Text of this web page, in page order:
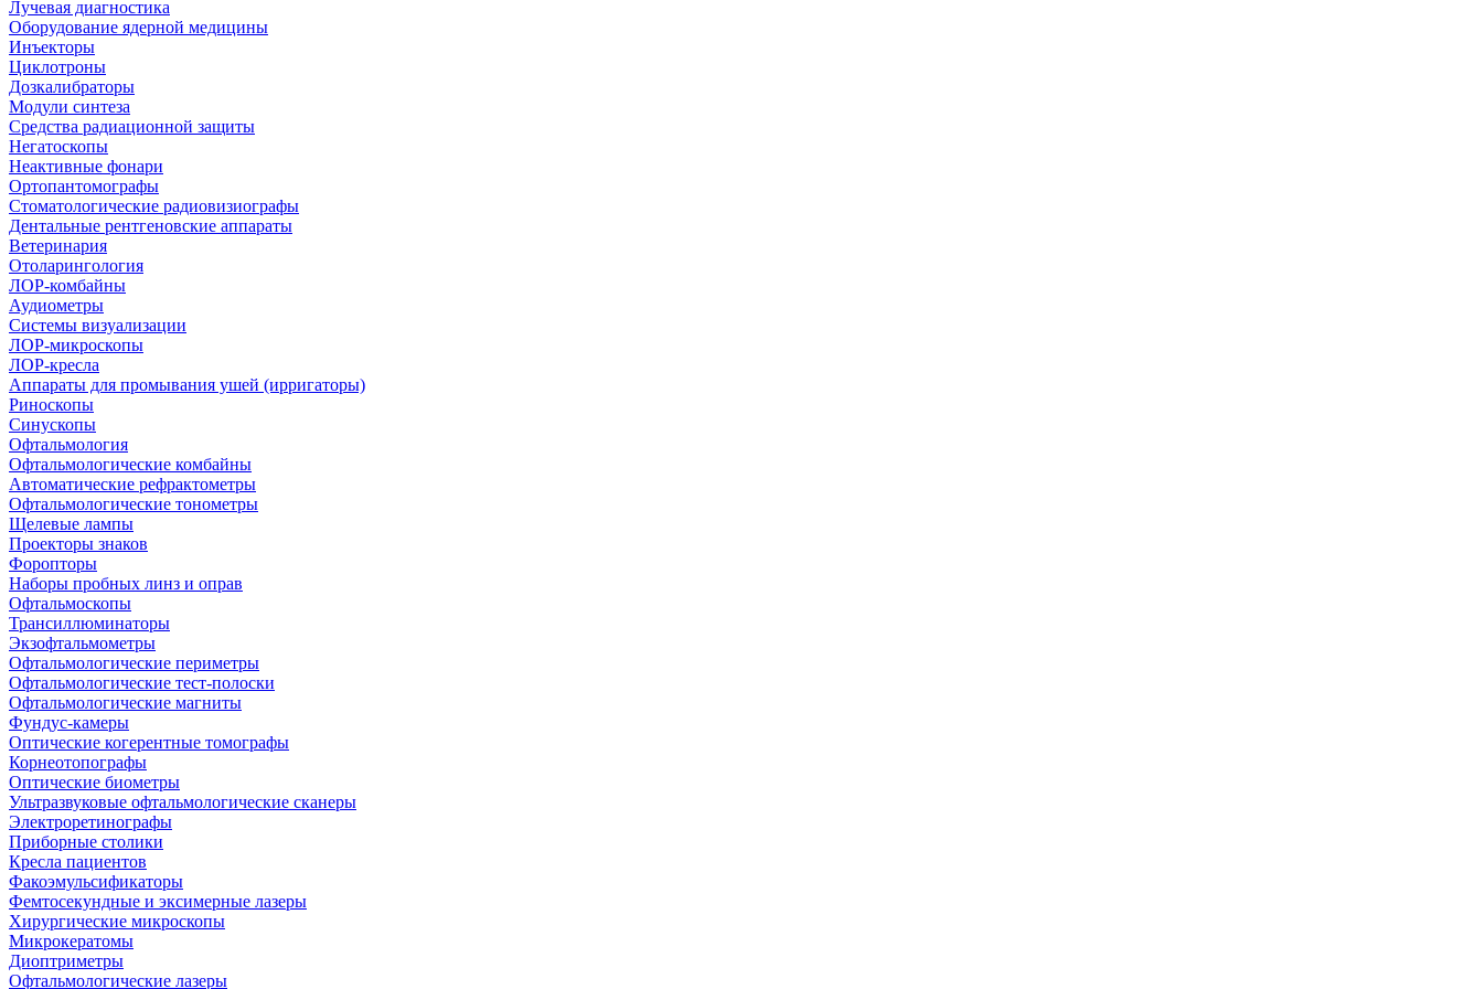
Лучевая диагностика
Оборудование ядерной медицины
Инъекторы
Циклотроны
Дозкалибраторы
Модули синтеза
Средства радиационной защиты
Негатоскопы
Неактивные фонари
Ортопантомографы
Стоматологические радиовизиографы
Дентальные рентгеновские аппараты
Ветеринария
Отоларингология
ЛОР-комбайны
Аудиометры
Системы визуализации
ЛОР-микроскопы
ЛОР-кресла
Аппараты для промывания ушей (ирригаторы)
Риноскопы
Синускопы
Офтальмология
Офтальмологические комбайны
Автоматические рефрактометры
Офтальмологические тонометры
Щелевые лампы
Проекторы знаков
Форопторы
Наборы пробных линз и оправ
Офтальмоскопы
Трансиллюминаторы
Экзофтальмометры
Офтальмологические периметры
Офтальмологические тест-полоски
Офтальмологические магниты
Фундус-камеры
Оптические когерентные томографы
Корнеотопографы
Оптические биометры
Ультразвуковые офтальмологические сканеры
Электроретинографы
Приборные столики
Кресла пациентов
Факоэмульсификаторы
Фемтосекундные и эксимерные лазеры
Хирургические микроскопы
Микрокератомы
Диоптриметры
Офтальмологические лазеры